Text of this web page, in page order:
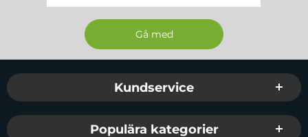
Sidfot Blandad info och länkar
Kundservice
Populära kategorier